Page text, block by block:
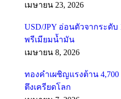
เมษายน 23, 2026
USD/JPY อ่อนตัวจากระดั
พรีเมียมน้ำมัน
เมษายน 8, 2026
ทองคำเผชิญแรงต้าน
ตึงเครียดโลก